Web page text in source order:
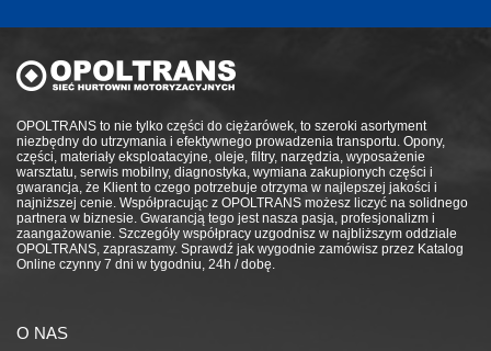
OPOLTRANS to nie tylko części do ciężarówek, to szeroki asortyment
niezbędny do utrzymania i efektywnego prowadzenia transportu. Opony,
części, materiały eksploatacyjne, oleje, filtry, narzędzia, wyposażenie
warsztatu, serwis mobilny, diagnostyka, wymiana zakupionych części i
gwarancja, że Klient to czego potrzebuje otrzyma w najlepszej jakości i
najniższej cenie. Współpracując z OPOLTRANS możesz liczyć na solidnego
partnera w biznesie. Gwarancją tego jest nasza pasja, profesjonalizm i
zaangażowanie. Szczegóły współpracy uzgodnisz w najbliższym oddziale
OPOLTRANS, zapraszamy. Sprawdź jak wygodnie zamówisz przez Katalog
Online czynny 7 dni w tygodniu, 24h / dobę.
O NAS